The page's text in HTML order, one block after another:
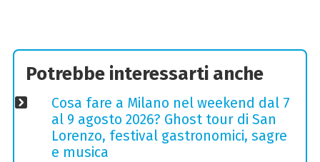
Potrebbe interessarti anche
Cosa fare a Milano nel weekend dal 7
al 9 agosto 2026? Ghost tour di San
Lorenzo, festival gastronomici, sagre
e musica